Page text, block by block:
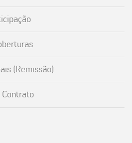
(Remissão)
Contrato